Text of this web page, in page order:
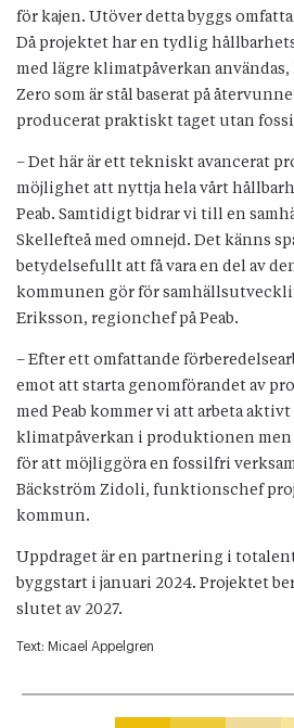
för kajen. Utöver detta byggs
Då projektet har en tydlig
med lägre klimatpåverkan användas,
Zero som är stål baserat på
producerat praktiskt taget utan
– Det här är ett tekniskt avancerat
möjlighet att nyttja hela vårt
Peab. Samtidigt bidrar vi till en
Skellefteå med omnejd. Det känns
betydelsefullt att få vara en del av
kommunen gör för
Eriksson, regionchef på Peab.
– Efter ett omfattande
emot att starta genomförandet av
med Peab kommer vi att arbeta
klimatpåverkan i produktionen men
för att möjliggöra en fossilfri
Bäckström Zidoli, funktionschef
kommun.
Uppdraget är en partnering i
byggstart i januari 2024. Projektet
slutet av 2027.
Text: Micael Appelgren